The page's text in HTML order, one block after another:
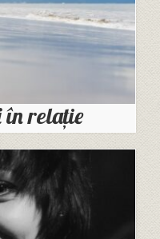
în relație